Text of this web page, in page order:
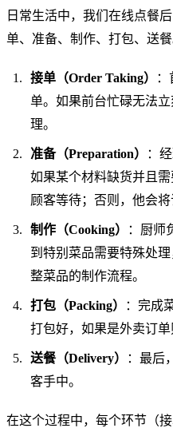
日常生活中，我们在线点餐
单、准备、制作、打包、送餐
接单（Order Taking）
单。如果前台忙碌无法
理。
准备（Preparation）
：
如果某个材料缺货并且
顾客等待；否则，他会将
制作（Cooking）
：厨师
到特别菜品需要特殊处
整菜品的制作流程。
打包（Packing）
：完成
打包好，如果是外卖订单
送餐（Delivery）
：最后
客手中。
在这个过程中，每个环节（